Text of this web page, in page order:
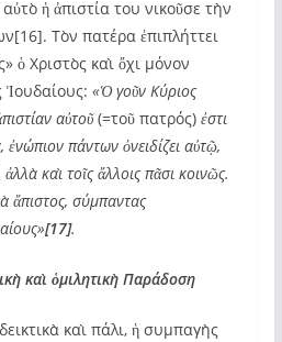
ἡ ἀπιστία του νικοῦσε τὴν
Τὸν πατέρα ἐπιπλήττει
ὁ Χριστὸς καὶ ὄχι μόνον
Ἰουδαίους: «Ὁ γοῦν Κύριος
αὐτοῦ(=τοῦ πατρός) ἐστι
πάντων ὀνειδίζει αὐτῷ,
καὶ τοῖς ἄλλοις πᾶσι κοινῶς.
ἄπιστος, σύμπαντας
[17].
καὶ ὁμιλητικὴ Παράδοση
καὶ πάλι, ἡ συμπαγὴς